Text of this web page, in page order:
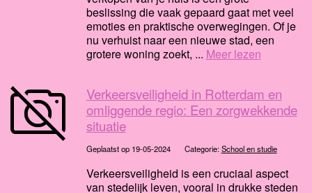
beslissing die vaak gepaard gaat met veel
emoties en praktische overwegingen. Of je
nu verhuist naar een nieuwe stad, een
grotere woning zoekt, ... Meer lezen
Verkeersveiligheid in Rotterdam en
omliggende regio: Een zorgwekkende
situatie
Geplaatst op 19-05-2024 Categorie:School en studie
Verkeersveiligheid is een cruciaal aspect
van stedelijk leven, vooral in drukke steden